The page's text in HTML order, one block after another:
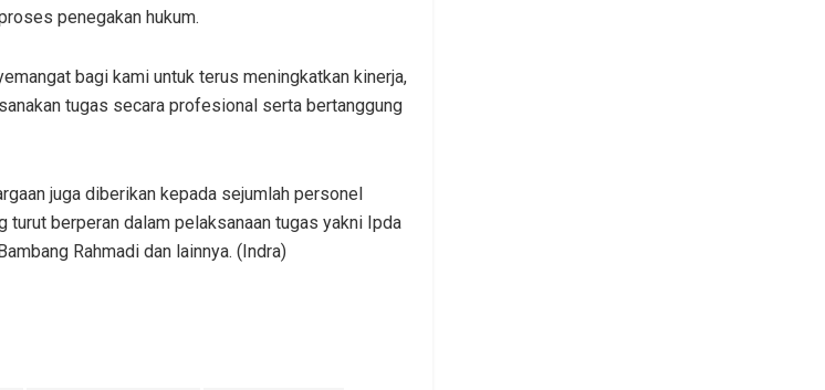
penegakan hukum.
bagi kami untuk terus meningkatkan kinerja,
tugas secara profesional serta bertanggung
juga diberikan kepada sejumlah personel
turut berperan dalam pelaksanaan tugas yakni Ipda
Rahmadi dan lainnya. (Indra)